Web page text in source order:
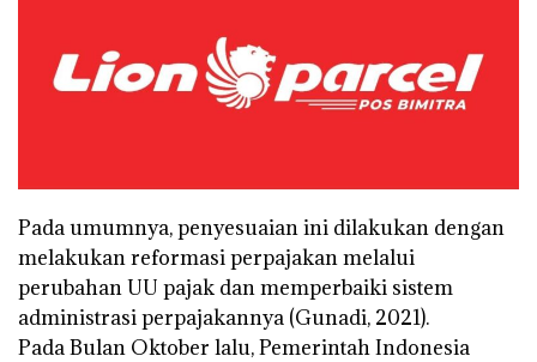
Pada umumnya, penyesuaian ini dilakukan dengan
melakukan reformasi perpajakan melalui
perubahan UU pajak dan memperbaiki sistem
administrasi perpajakannya (Gunadi, 2021).
Pada Bulan Oktober lalu, Pemerintah Indonesia